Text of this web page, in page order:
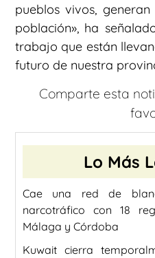
pueblos vivos,
población», ha
trabajo que están
futuro de nuestra
Comparte esta
Lo Más
Cae una red de
narcotráfico con 18
Málaga y Córdoba
Kuwait cierra